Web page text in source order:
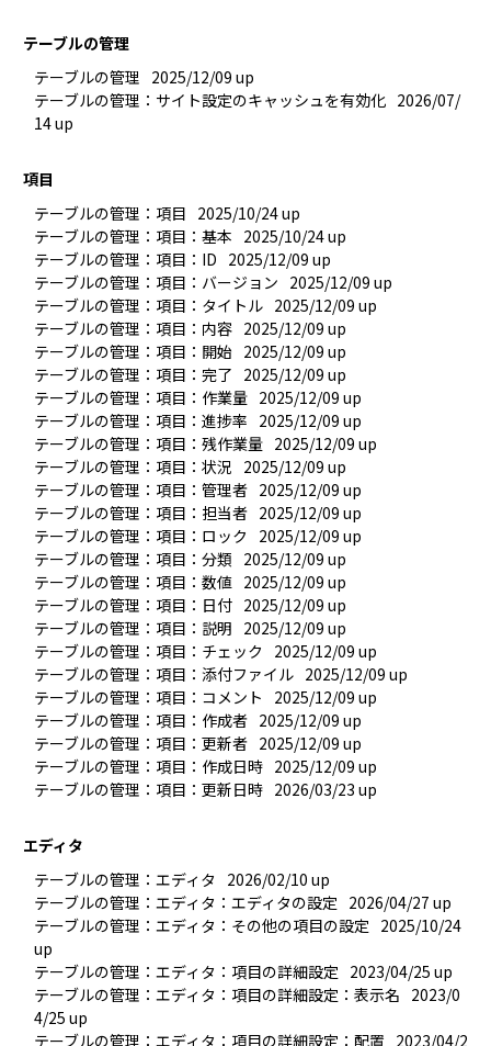
テーブルの管理
テーブルの管理 2025/12/09 up
テーブルの管理：サイト設定のキャッシュを有効化 2026/07/
14 up
項目
テーブルの管理：項目 2025/10/24 up
テーブルの管理：項目：基本 2025/10/24 up
テーブルの管理：項目：ID 2025/12/09 up
テーブルの管理：項目：バージョン 2025/12/09 up
テーブルの管理：項目：タイトル 2025/12/09 up
テーブルの管理：項目：内容 2025/12/09 up
テーブルの管理：項目：開始 2025/12/09 up
テーブルの管理：項目：完了 2025/12/09 up
テーブルの管理：項目：作業量 2025/12/09 up
テーブルの管理：項目：進捗率 2025/12/09 up
テーブルの管理：項目：残作業量 2025/12/09 up
テーブルの管理：項目：状況 2025/12/09 up
テーブルの管理：項目：管理者 2025/12/09 up
テーブルの管理：項目：担当者 2025/12/09 up
テーブルの管理：項目：ロック
2025/12/09 up
テーブルの管理：項目：分類 2025/12/09 up
テーブルの管理：項目：数値 2025/12/09 up
テーブルの管理：項目：日付 2025/12/09 up
テーブルの管理：項目：説明 2025/12/09 up
テーブルの管理：項目：チェック
2025/12/09 up
テーブルの管理：項目：添付ファイル 2025/12/09 up
テーブルの管理：項目：コメント
2025/12/09 up
テーブルの管理：項目：作成者 2025/12/09 up
テーブルの管理：項目：更新者 2025/12/09 up
テーブルの管理：項目：作成日時 2025/12/09 up
テーブルの管理：項目：更新日時 2026/03/23 up
エディタ
テーブルの管理：エディタ
2026/02/10 up
テーブルの管理：エディタ：エディタの設定 2026/04/27 up
テーブルの管理：エディタ：その他の項目の設定 2025/10/24
up
テーブルの管理：エディタ：項目の詳細設定 2023/04/25 up
テーブルの管理：エディタ：項目の詳細設定：表示名 2023/0
4/25 up
テーブルの管理：エディタ：項目の詳細設定：配置 2023/04/2